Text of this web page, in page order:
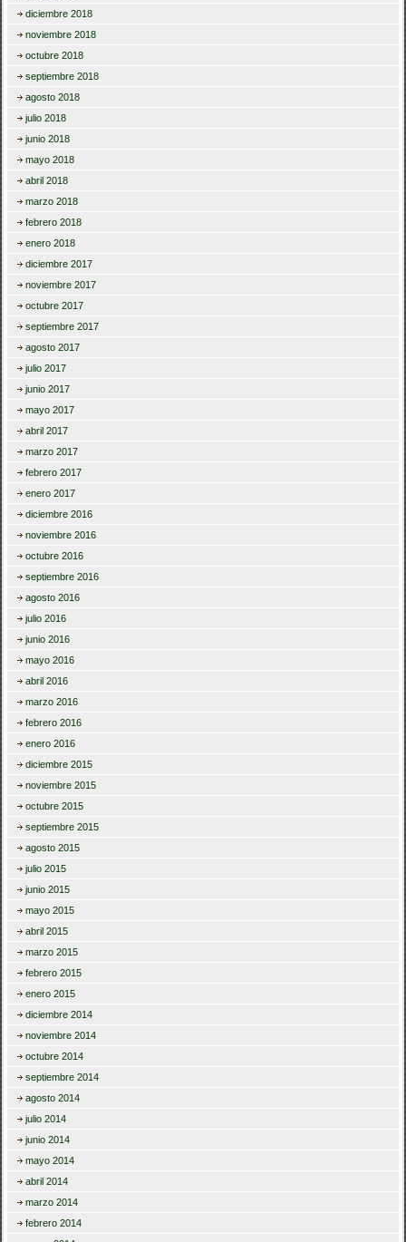
diciembre 2018
noviembre 2018
octubre 2018
septiembre 2018
agosto 2018
julio 2018
junio 2018
mayo 2018
abril 2018
marzo 2018
febrero 2018
enero 2018
diciembre 2017
noviembre 2017
octubre 2017
septiembre 2017
agosto 2017
julio 2017
junio 2017
mayo 2017
abril 2017
marzo 2017
febrero 2017
enero 2017
diciembre 2016
noviembre 2016
octubre 2016
septiembre 2016
agosto 2016
julio 2016
junio 2016
mayo 2016
abril 2016
marzo 2016
febrero 2016
enero 2016
diciembre 2015
noviembre 2015
octubre 2015
septiembre 2015
agosto 2015
julio 2015
junio 2015
mayo 2015
abril 2015
marzo 2015
febrero 2015
enero 2015
diciembre 2014
noviembre 2014
octubre 2014
septiembre 2014
agosto 2014
julio 2014
junio 2014
mayo 2014
abril 2014
marzo 2014
febrero 2014